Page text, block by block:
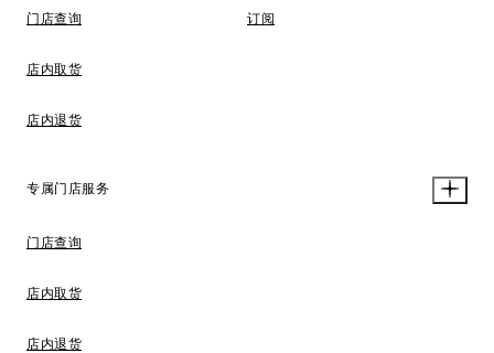
门店查询
店内取货
店内退货
订阅
专属门店服务
门店查询
店内取货
店内退货